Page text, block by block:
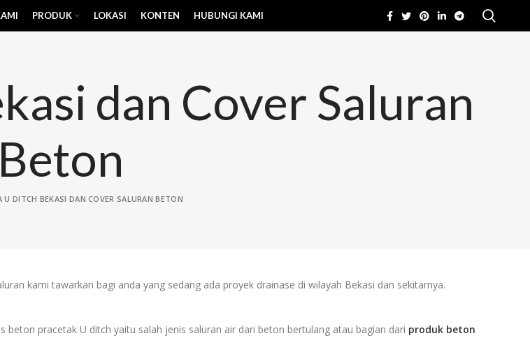
PRODUK LOKASI KONTEN HUBUNGI KAMI
dan Cover Saluran
Beton
U DITCH BEKASI DAN COVER SALURAN BETON
kami tawarkan bagi anda yang sedang ada proyek drainase di wilayah Bekasi dan sekitarnya.
pracetak U ditch yaitu salah jenis saluran air dari beton bertulang atau bagian dari produk beton